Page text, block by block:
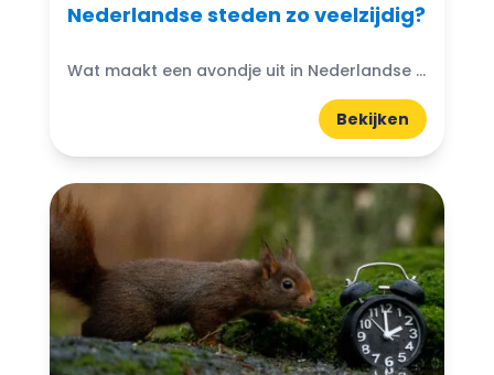
Nederlandse steden zo veelzijdig?
Wat maakt een avondje uit in Nederlandse steden zo veelzijdig? Een avond uit begint steeds minder vaak met een vast eindpunt. Elke stad geeft zijn eigen draai aan het avondleven.
Bekijken